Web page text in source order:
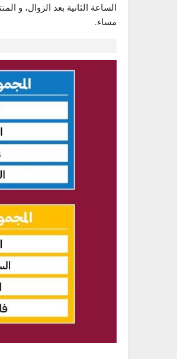
الساعة الثانية بعد الزوال، و
مساء.